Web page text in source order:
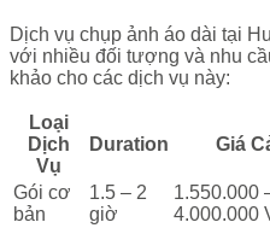
Dịch vụ chụp ảnh áo dài tại
với nhiều đối tượng và nhu
khảo cho các dịch vụ này:
Loại
Dịch
Vụ
Duration Giá
Gói cơ
bản
1.5 – 2
giờ
1.550.000
4.000.000